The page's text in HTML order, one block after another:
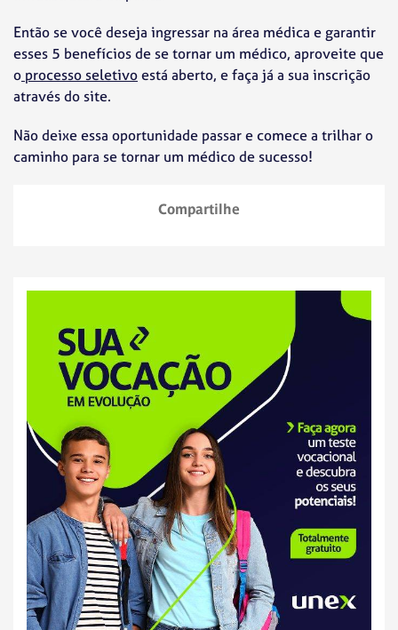
Então se você deseja ingressar na área médica e garantir
esses 5 benefícios de se tornar um médico, aproveite que
o processo seletivoestá aberto, e faça já a sua inscrição
através do site.
Não deixe essa oportunidade passar e comece a trilhar o
caminho para se tornar um médico de sucesso!
Compartilhe